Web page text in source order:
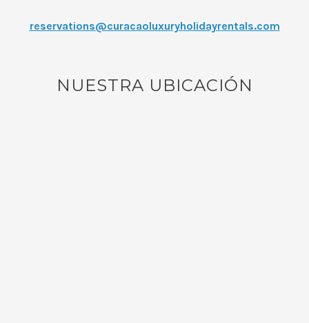
reservations@curacaoluxuryholidayrentals.com
NUESTRA UBICACIÓN